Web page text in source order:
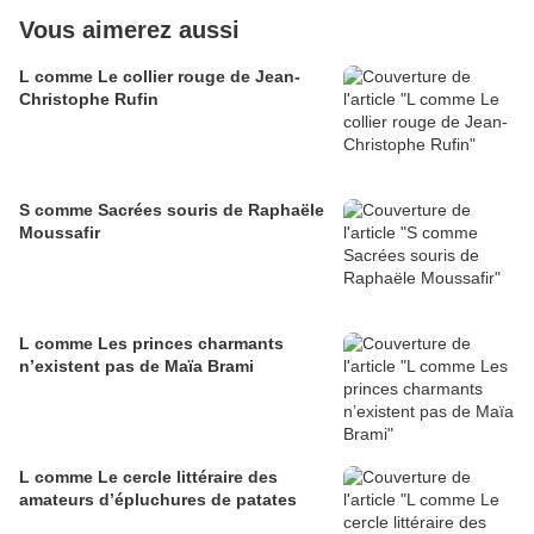
Vous aimerez aussi
L comme Le collier rouge de Jean-
Christophe Rufin
S comme Sacrées souris de Raphaële
Moussafir
L comme Les princes charmants
n’existent pas de Maïa Brami
L comme Le cercle littéraire des
amateurs d’épluchures de patates